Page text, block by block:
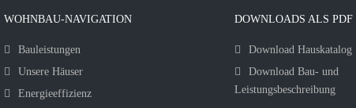
WOHNBAU-NAVIGATION
Bauleistungen
Unsere Häuser
Energieeffizienz
DOWNLOADS ALS PDF
Download Hauskatalog
Download Bau- und
Leistungsbeschreibung